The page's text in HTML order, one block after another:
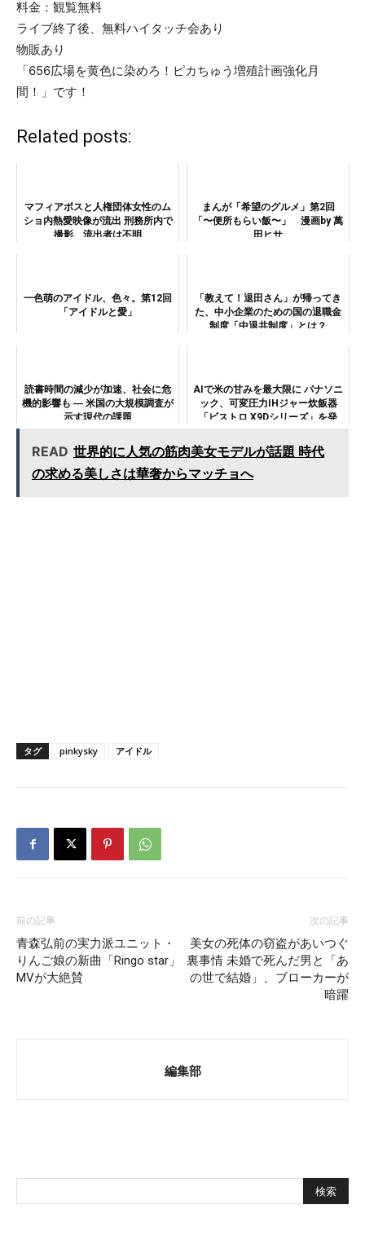
料金：観覧無料
ライブ終了後、無料ハイタッチ会あり
物販あり
「656広場を黄色に染めろ！ピカちゅう増殖計画強化月
間！」です！
Related posts:
マフィアボスと人権団体女性のム
ショ内熱愛映像が流出 刑務所内で
撮影、流出者は不明
まんが「希望のグルメ」第2回
「〜便所もらい飯〜」 漫画by 萬
田ヒサ
一色萌のアイドル、色々。第12回
「アイドルと愛」
「教えて！退田さん」が帰ってき
た、中小企業のための国の退職金
制度「中退共制度」とは？
読書時間の減少が加速、社会に危
機的影響も ― 米国の大規模調査が
示す現代の課題
AIで米の甘みを最大限に パナソニ
ック、可変圧力IHジャー炊飯器
「ビストロ X9Dシリーズ」を発
た！】
READ 世界的に人気の筋肉美女モデルが話題 時代
の求める美しさは華奢からマッチョへ
タグ pinkysky アイドル
前の記事
青森弘前の実力派ユニット・
りんご娘の新曲「Ringo star」
MVが大絶賛
次の記事
美女の死体の窃盗があいつぐ
裏事情 未婚で死んだ男と「あ
の世で結婚」、ブローカーが
暗躍
編集部